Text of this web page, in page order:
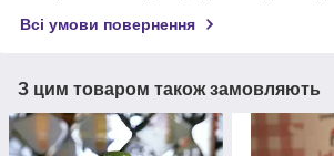
Всі умови повернення
З цим товаром також замовляють